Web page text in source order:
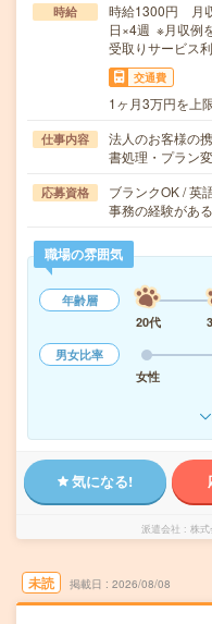
時給
時給1300円 月
日×4週 ※月収例
受取りサービス
交通費
1ヶ月3万円を上
仕事内容
法人のお客様の
書処理・プラン
応募資格
ブランクOK / 英
事務の経験があ
職場の雰囲気
年齢層
20代
男女比率
女性
気になる!
派遣会社 株式
未読 掲載日 2026/08/08